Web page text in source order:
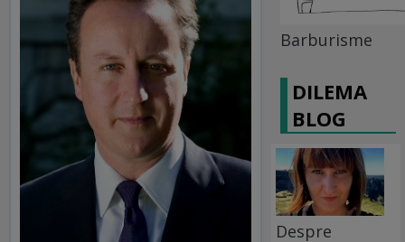
Barburisme
DILEMA
BLOG
Despre